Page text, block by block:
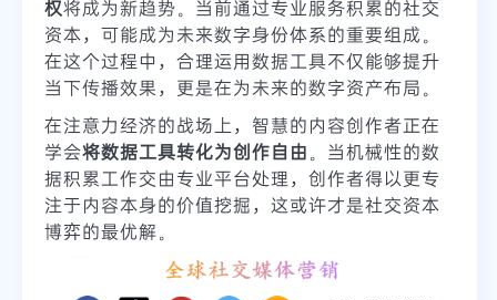
权将成为新趋势。当前通过专业服务积累的社交
资本，可能成为未来数字身份体系的重要组成。
在这个过程中，合理运用数据工具不仅能够提升
当下传播效果，更是在为未来的数字资产布局。
在注意力经济的战场上，智慧的内容创作者正在
学会将数据工具转化为创作自由 。当机械性的数
据积累工作交由专业平台处理，创作者得以更专
注于内容本身的价值挖掘，这或许才是社交资本
博弈的最优解。